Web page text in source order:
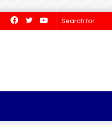
YouTube
Twitter
Facebook